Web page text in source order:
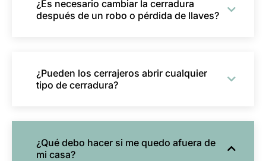
¿Es necesario cambiar la cerradura
después de un robo o pérdida de llaves?
¿Pueden los cerrajeros abrir cualquier
tipo de cerradura?
¿Qué debo hacer si me quedo afuera de
mi casa?